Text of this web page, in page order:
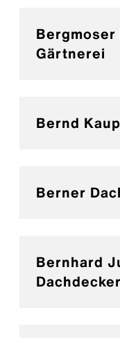
Bergmoser
Gärtnerei
Bernd
Berner
Bernhard